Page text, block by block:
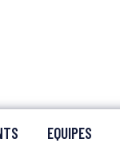
EQUIPES